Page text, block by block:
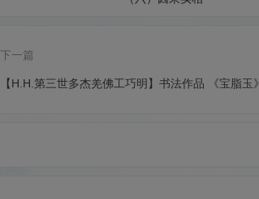
下一篇
【H.H.第三世多杰羌佛工巧明】书法作品 《宝脂玉》